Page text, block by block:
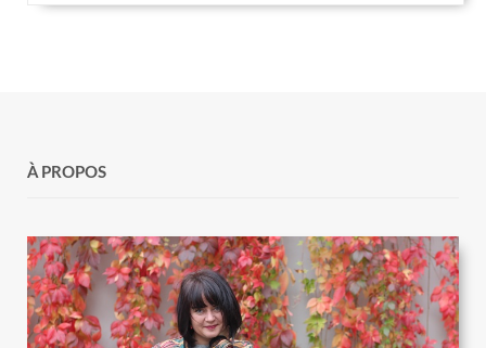
À PROPOS